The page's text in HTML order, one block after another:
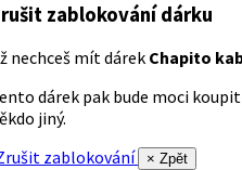
zablokování dárku
nechceš mít dárek Chapito
dárek pak bude moci
jiný.
zablokování
× Zpět